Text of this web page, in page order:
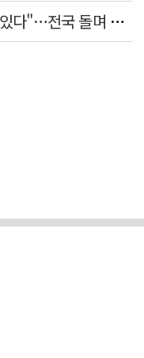
"경로당 통장에 비밀번호가 적혀 있다"…전국 돌며 경로당 13곳 턴 30대 구속